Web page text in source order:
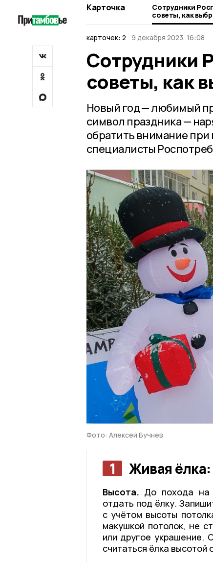
Карточка
Сотрудники
советы, как
карточек: 2
9 декабря 2023, 16:08
Сотрудники
советы, как
Новый год — любимый
символ праздника —
обратить внимание при
специалисты
Фото: Алексей Бучнев
1 Живая ёлка:
Высота. До похода на
отдать под ёлку.
с учётом высоты
макушкой потолок, не
или другое украшение.
считаться ёлка высотой